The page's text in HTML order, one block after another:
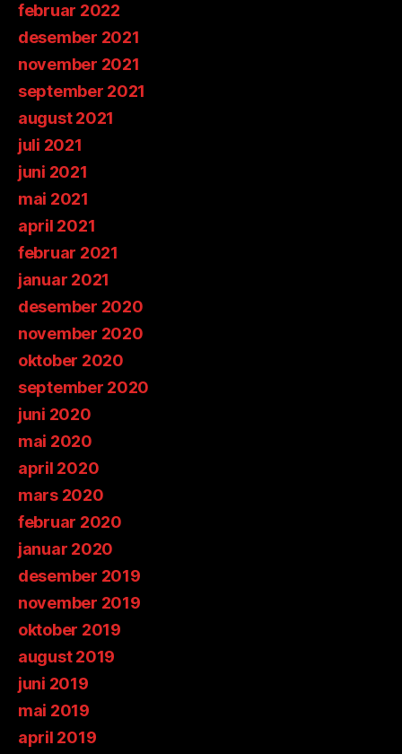
februar 2022
desember 2021
november 2021
september 2021
august 2021
juli 2021
juni 2021
mai 2021
april 2021
februar 2021
januar 2021
desember 2020
november 2020
oktober 2020
september 2020
juni 2020
mai 2020
april 2020
mars 2020
februar 2020
januar 2020
desember 2019
november 2019
oktober 2019
august 2019
juni 2019
mai 2019
april 2019